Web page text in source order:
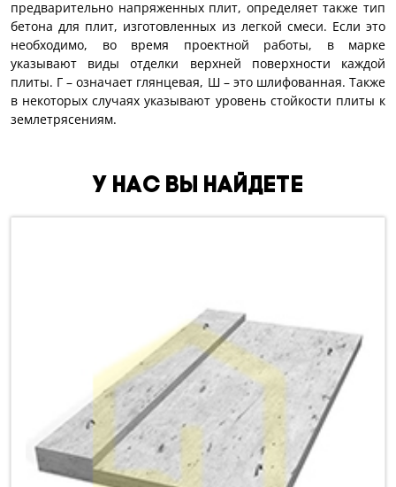
предварительно напряженных плит, определяет также тип
бетона для плит, изготовленных из легкой смеси. Если это
необходимо, во время проектной работы, в марке
указывают виды отделки верхней поверхности каждой
плиты. Г – означает глянцевая, Ш – это шлифованная. Также
в некоторых случаях указывают уровень стойкости плиты к
землетрясениям.
У нас вы найдете